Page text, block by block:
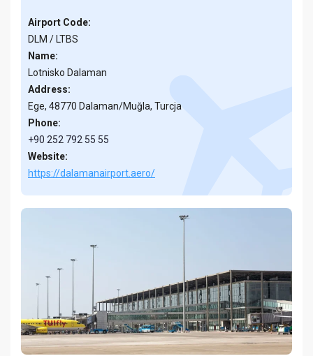
Airport Code:
DLM / LTBS
Name:
Lotnisko Dalaman
Address:
Ege, 48770 Dalaman/Muğla, Turcja
Phone:
+90 252 792 55 55
Website:
https://dalamanairport.aero/